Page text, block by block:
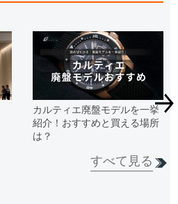
カルティエ廃盤モデルを一挙
紹介！おすすめと買える場所
は？
すべて見る